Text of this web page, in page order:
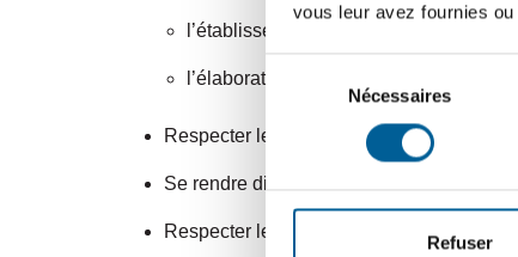
vous leur avez fournies
consentement
Nécessaires
Refuser
l’établissement des objectifs à atteindre;
l’élaboration et la mise en oeuvre du
Respecter les opinions des autres
Se rendre disponible pour faire évoluer
Respecter les échéanciers prévus au plan